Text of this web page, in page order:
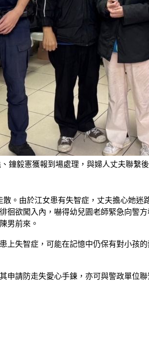
鐘毅憲獲報到場處理，與婦人丈夫聯繫
。由於江女患有失智症，丈夫擔心她
徊欲闖入內，嚇得幼兒園老師緊急向警
男前來。
失智症，可能在記憶中仍保有對小孩
請防走失愛心手鍊，亦可與警政單位